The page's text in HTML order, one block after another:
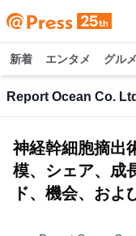
新着 エンタメ グルメ
Report Ocean Co.
神経幹細胞摘出
模、シェア、成
ド、機会、およ